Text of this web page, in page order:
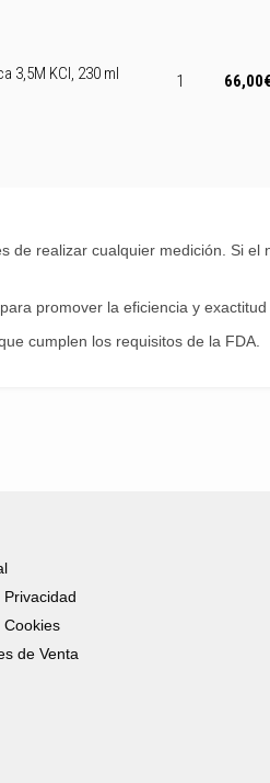
3,5M KCl, 230 ml 1 66,00€
realizar cualquier medición. Si
promover la eficiencia y
cumplen los requisitos de la FDA.
Cookies
de Venta